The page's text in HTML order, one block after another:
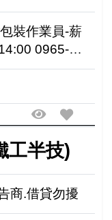
裝作業員-薪
0965-
工半技)
商.借貸勿擾